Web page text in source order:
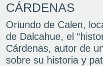
CÁRDENAS
Oriundo de Calen,
de Dalcahue, el
Cárdenas, autor de
sobre su historia y